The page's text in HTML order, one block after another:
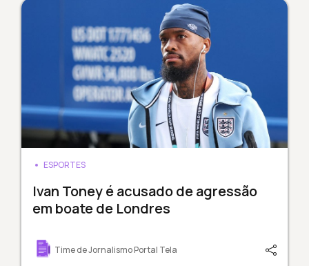
ESPORTES
Ivan Toney é acusado de agressão
em boate de Londres
Time de Jornalismo Portal Tela